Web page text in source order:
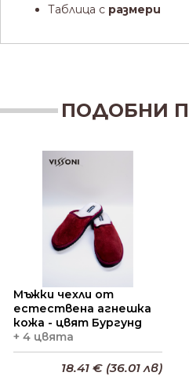
Таблица с размери
ПОДОБНИ
Мъжки чехли от
естествена агнешка
кожа - цвят Бургунд
+ 4 цвята
18.41 € (36.01 лв)